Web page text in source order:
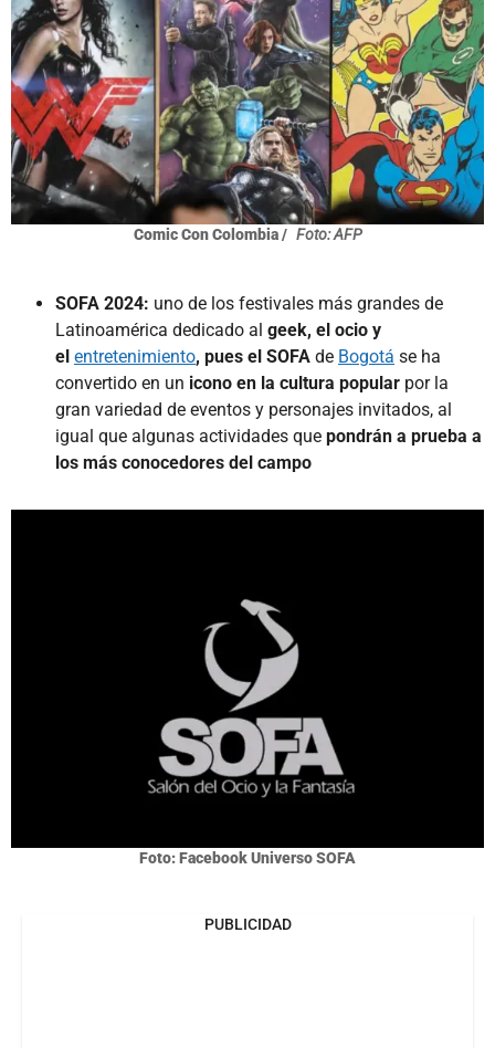
Comic Con Colombia / Foto: AFP
SOFA 2024: uno de los festivales más grandes de
Latinoamérica dedicado al geek, el ocio y
el entretenimiento, pues el SOFA de Bogotá se ha
convertido en un icono en la cultura popular por la
gran variedad de eventos y personajes invitados, al
igual que algunas actividades que pondrán a prueba a
los más conocedores del campo
Foto: Facebook Universo SOFA
PUBLICIDAD